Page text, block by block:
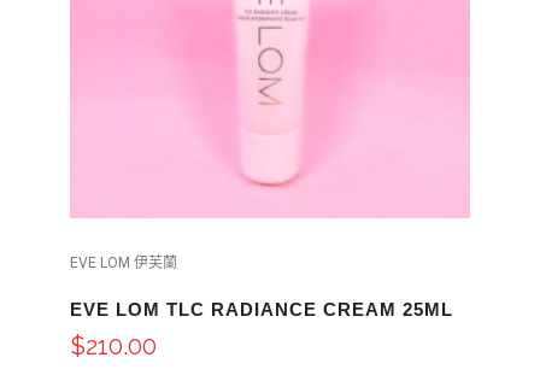
EVE LOM 伊芙蘭
EVE LOM TLC RADIANCE CREAM 25ML
$210.00